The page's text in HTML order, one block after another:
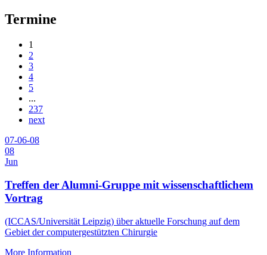
Termine
1
2
3
4
5
...
237
next
07-06-08
08
Jun
Treffen der Alumni-Gruppe mit wissenschaftlichem
Vortrag
(ICCAS/Universität Leipzig) über aktuelle Forschung auf dem
Gebiet der computergestützten Chirurgie
More Information